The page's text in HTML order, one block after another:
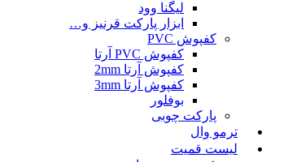
لیگنا وود
ابزار پارکت قرنیز و…
کفپوش PVC
کفپوش PVC آرتا
کفپوش آرتا 2mm
کفپوش آرتا 3mm
بوفلور
پارکت چوبی
ترمو وال
لیست قمیت